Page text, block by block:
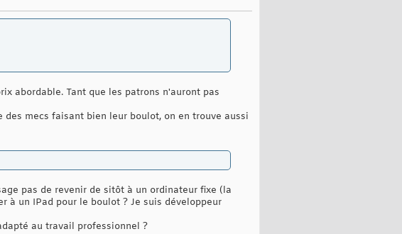
abordable. Tant que les patrons n'auront pas
mecs faisant bien leur boulot, on en trouve aussi
pas de revenir de sitôt à un ordinateur fixe (la
à un IPad pour le boulot ? Je suis développeur
au travail professionnel ?